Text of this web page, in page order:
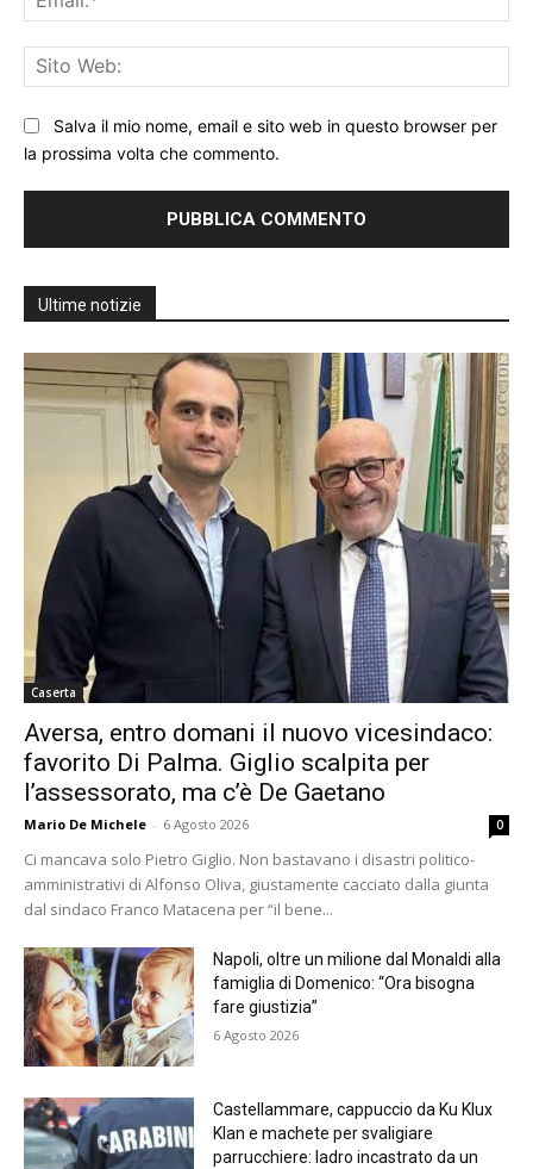
Salva il mio nome, email e sito web in questo browser per
la prossima volta che commento.
Ultime notizie
Caserta
Aversa, entro domani il nuovo vicesindaco:
favorito Di Palma. Giglio scalpita per
l’assessorato, ma c’è De Gaetano
Mario De Michele - 6 Agosto 2026 0
Ci mancava solo Pietro Giglio. Non bastavano i disastri politico-
amministrativi di Alfonso Oliva, giustamente cacciato dalla giunta
dal sindaco Franco Matacena per “il bene...
Napoli, oltre un milione dal Monaldi alla
famiglia di Domenico: “Ora bisogna
fare giustizia”
6 Agosto 2026
Castellammare, cappuccio da Ku Klux
Klan e machete per svaligiare
parrucchiere: ladro incastrato da un